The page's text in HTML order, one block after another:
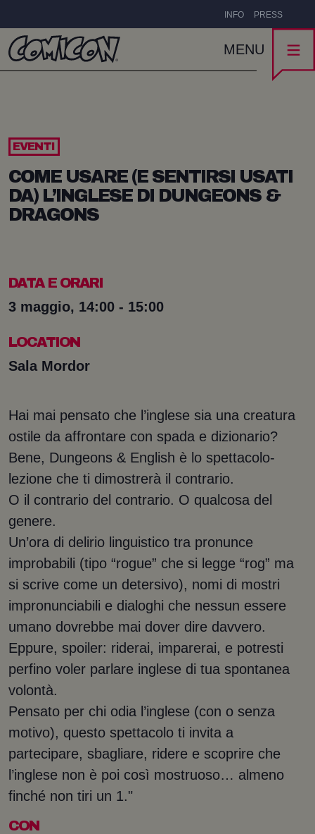
INFO PRESS
MENU
EVENTI
COME USARE (E SENTIRSI USATI
DA) L’INGLESE DI DUNGEONS &
DRAGONS
DATA E ORARI
3 maggio, 14:00 - 15:00
LOCATION
Sala Mordor
Hai mai pensato che l’inglese sia una creatura
ostile da affrontare con spada e dizionario?
Bene, Dungeons & English è lo spettacolo-
lezione che ti dimostrerà il contrario.
O il contrario del contrario. O qualcosa del
genere.
Un’ora di delirio linguistico tra pronunce
improbabili (tipo “rogue” che si legge “rog” ma
si scrive come un detersivo), nomi di mostri
impronunciabili e dialoghi che nessun essere
umano dovrebbe mai dover dire davvero.
Eppure, spoiler: riderai, imparerai, e potresti
perfino voler parlare inglese di tua spontanea
volontà.
Pensato per chi odia l’inglese (con o senza
motivo), questo spettacolo ti invita a
partecipare, sbagliare, ridere e scoprire che
l’inglese non è poi così mostruoso… almeno
finché non tiri un 1."
CON